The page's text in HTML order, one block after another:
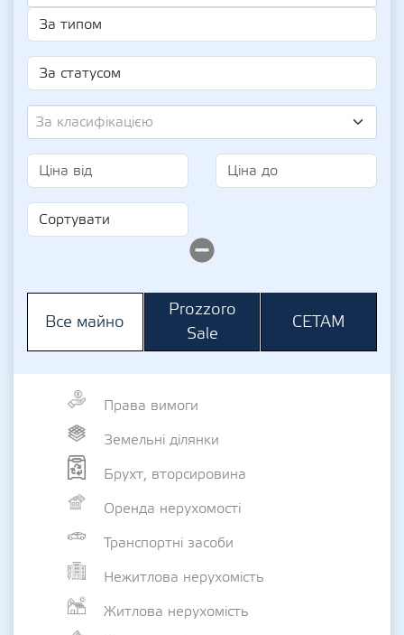
За класифікацією
Все майно
Prozzoro
Sale
СЕТАМ
Права вимоги
Земельні ділянки
Брухт, вторсировина
Оренда нерухомості
Транспортні засоби
Нежитлова нерухомість
Житлова нерухомість